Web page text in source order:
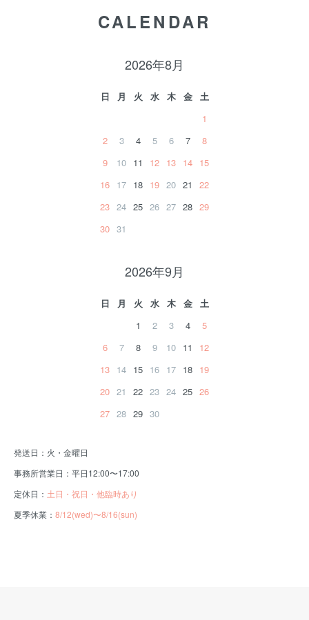
CALENDAR
2026年8月
日 月 火 水 木 金
土
1
2
3 4 5 6 7
8
9
10 11 12 13 14 15
16 17 18 19 20 21
22
23 24 25 26 27 28 29
30 31
2026年9月
日 月 火 水 木 金
土
1
2 3 4
5
6
7 8 9 10 11
12
13 14 15 16 17 18 19
20 21 22 23 24 25 26
27 28 29 30
発送日：火・金曜日
事務所営業日：平日12:00〜17:00
定休日： 土日・祝日・他臨時あり
夏季休業： 8/12(wed)〜8/16(sun)